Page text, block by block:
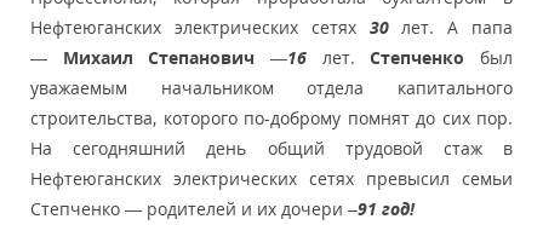
Нефтеюганских электрических сетях 30лет. А папа
— Михаил Степанович —16 лет.Степченко был
уважаемым начальником отдела капитального
строительства, которого по-доброму помнят до сих пор.
На сегодняшний день общий трудовой стаж в
Нефтеюганских электрических сетях превысил семьи
Степченко — родителей и их дочери –91 год!